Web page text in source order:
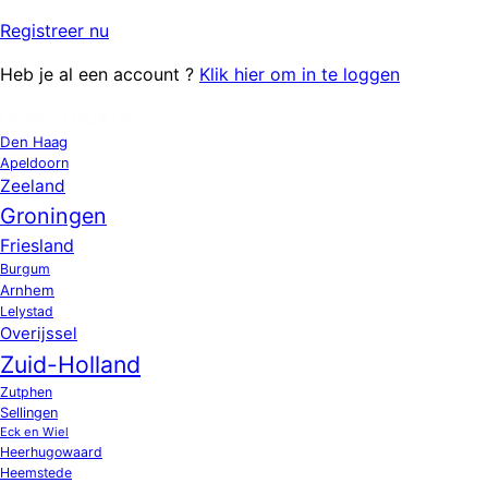
Registreer nu
Heb je al een account ? Klik hier om in te loggen
Den Haag
Apeldoorn
Zeeland
Groningen
Friesland
Burgum
Arnhem
Lelystad
Overijssel
Zuid-Holland
Zutphen
Sellingen
Eck en Wiel
Heerhugowaard
Heemstede